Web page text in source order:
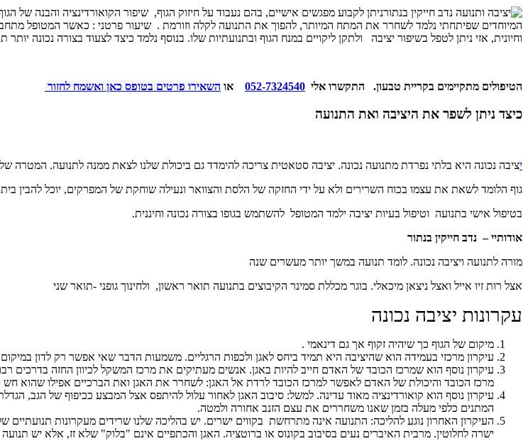
ניתן לקבוע מפגשים אישיים, בהם נעבוד על חיזוק הגוף, שיפור הקואורדינציה והבנה של
המיוחדים שפיתחתי נלמד לשחרר את המתח המיותר, להפוך את התנועה לקלה וזורמת . שיעור פרטני : כאשר המטופל מתחבר
וחיונית, אזי ניתן לטפל בשיפור יציבה ולתקן ליקויים במנח הגוף ובתנועתיות שלו. בנוסף נלמד כיצד לצעוד בצורה נכונה
הטיפולים מתקיימים בקריית טבעון. התקשרו אלי 052-7324540 או השאירו פרטים בטופס כאן ואשמח לחזור
כיצד ניתן לשפר את היציבה ואת התנועה
יציבה נכונה היא בלתי נפרדת מתנועה נכונה. יציבה סטאטית צריכה להימדד גם ביכולת שלנו לצאת ממנה לתנועה. המטרה
גוף הלומד לשאת את עצמו בכוח השרירים ולא על ידי החזקה של הלסת והצוואר ונעילה שוחקת של המפרקים, יוכל להבין
בטיפול אישי בתנועה וטיפול בעיות יציבה ילמד המטופל להשתמש בגופו בצורה נכונה וחיננית.
אודותיי – נדב חייקין בנתור
מורה לתנועה ויציבה נכונה. לומד תנועה במשך יותר מעשרים שנה
אצל רות זיו אייל ואצל ניצאן מיכאלי. בוגר מכללת סמינר הקיבוצים בתנועה תואר ראשון, ולחינוך גופני -תואר שני
עקרונות יציבה נכונה
מיקום של הגוף כך שיהיה זקוף אך גם דינאמי .
עיקרון מרכזי בעמידה הוא שהיציבה היא תמיד ביחס לאגן ולכפות הרגליים. משמעות הדבר שאי אפשר רק לדון
עיקרון נוסף הוא שמרכז הכובד של האדם חייב להיות באגן. אנשים מעתיקים את מרכז המשקל לכיוון החזה בדרכים
מרכז הכובד והיכולת של האדם לאפשר למרכז הכובד לרדת אל האגן: לשחרר את האגן ואת הברכיים אפילו שהוא חש
עיקרון נוסף הוא קואורדינציה מאוד עדינה. למשל: סיבוב האגן לאחור עלול להיתפס אצל המבצע ככיפוף של הגב,
המתנים כלפי מעלה בזמן שאנו משחררים את עצם הזנב אחורה ולמטה.
העיקרון האחרון נוגע להליכה: התנועה אינה מתרחשת בקווים ישרים. יש בהליכה שלנו שרידים מעקרונות
ישרה לחלוטין. מרבית האיברים נעים בסיבוב בקונוס או ברוטציה. האגן והכתפיים אינם "בלוק" שלא זז, אלא יש